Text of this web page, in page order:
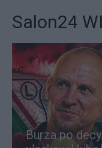
Salon24
Burza po